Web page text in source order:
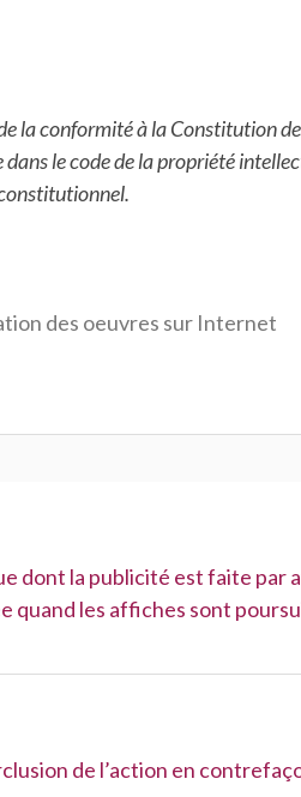
la conformité à la Constitution
dans le code de la propriété
des oeuvres sur Internet
dont la publicité est faite par
quand les affiches sont
de l’action en